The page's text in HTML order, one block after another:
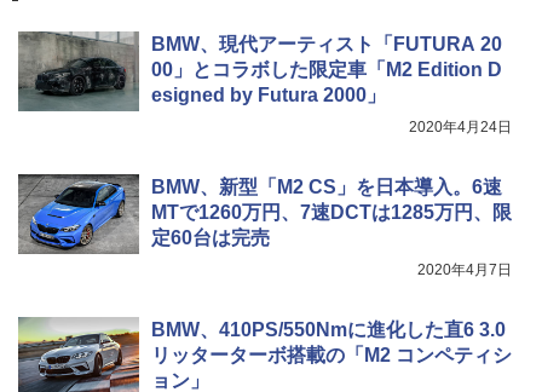
BMW、現代アーティスト「FUTURA 20
00」とコラボした限定車「M2 Edition D
esigned by Futura 2000」
2020年4月24日
BMW、新型「M2 CS」を日本導入。6速
MTで1260万円、7速DCTは1285万円、限
定60台は完売
2020年4月7日
BMW、410PS/550Nmに進化した直6 3.0
リッターターボ搭載の「M2 コンペティシ
ョン」